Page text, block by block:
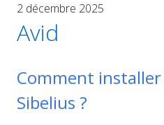
2 décembre 2025
Avid
Comment
Sibelius ?